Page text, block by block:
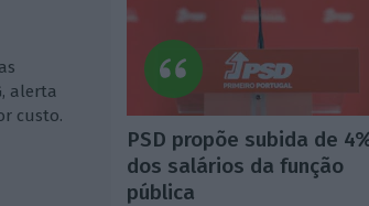
alerta
custo.
PSD propõe subida de
dos salários da função
pública